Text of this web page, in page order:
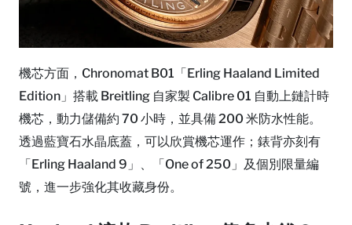
機芯方面，Chronomat B01「Erling Haaland Limited
Edition」搭載 Breitling 自家製 Calibre 01 自動上鏈計時
機芯，動力儲備約 70 小時，並具備 200 米防水性能。
透過藍寶石水晶底蓋，可以欣賞機芯運作；錶背亦刻有
「Erling Haaland 9」、「One of 250」及個別限量編
號，進一步強化其收藏身份。